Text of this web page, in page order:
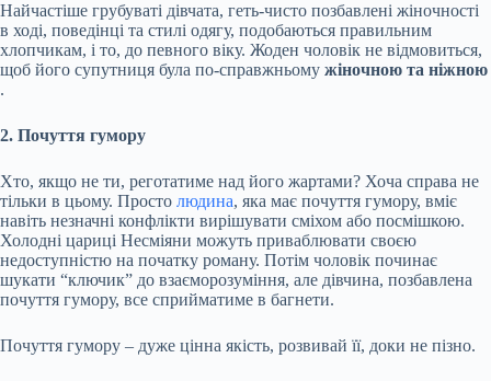
Найчастіше грубуваті дівчата, геть-чисто позбавлені жіночності
в ході, поведінці та стилі одягу, подобаються правильним
хлопчикам, і то, до певного віку. Жоден чоловік не відмовиться,
щоб його супутниця була по-справжньому жіночною та ніжною
.
2. Почуття гумору
Хто, якщо не ти, реготатиме над його жартами? Хоча справа не
тільки в цьому. Просто людина, яка має почуття гумору, вміє
навіть незначні конфлікти вирішувати сміхом або посмішкою.
Холодні цариці Несміяни можуть приваблювати своєю
недоступністю на початку роману. Потім чоловік починає
шукати “ключик” до взаєморозуміння, але дівчина, позбавлена
почуття гумору, все сприйматиме в багнети.
Почуття гумору – дуже цінна якість, розвивай її, доки не пізно.